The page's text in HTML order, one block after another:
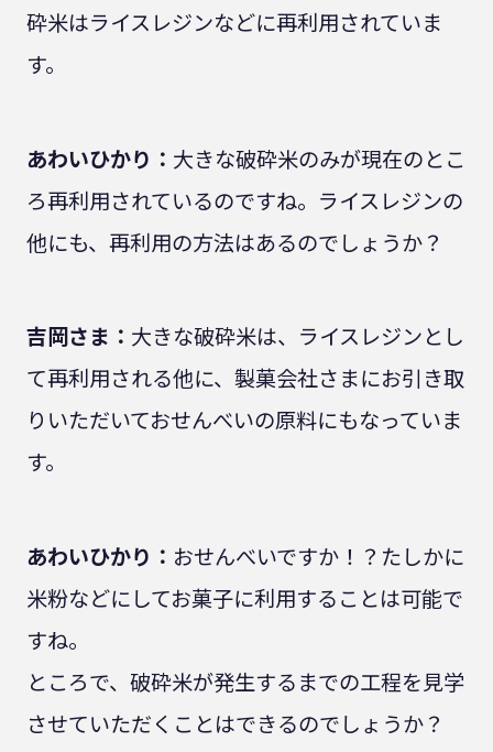
砕米はライスレジンなどに再利用されていま
す。
あわいひかり： 大きな破砕米のみが現在のとこ
ろ再利用されているのですね。ライスレジンの
他にも、再利用の方法はあるのでしょうか？
吉岡さま： 大きな破砕米は、ライスレジンとし
て再利用される他に、製菓会社さまにお引き取
りいただいておせんべいの原料にもなっていま
す。
あわいひかり： おせんべいですか！？たしかに
米粉などにしてお菓子に利用することは可能で
すね。
ところで、破砕米が発生するまでの工程を見学
させていただくことはできるのでしょうか？